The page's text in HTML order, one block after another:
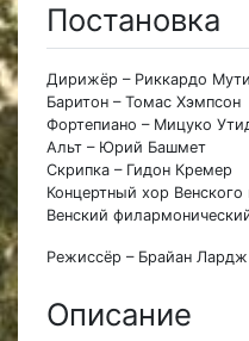
Постановка
Дирижёр – Риккардо Мути
Баритон – Томас Хэмпсон
Фортепиано – Мицуко
Альт – Юрий Башмет
Скрипка – Гидон Кремер
Концертный хор
Венский
Режиссёр – Брайан Лардж
Описание